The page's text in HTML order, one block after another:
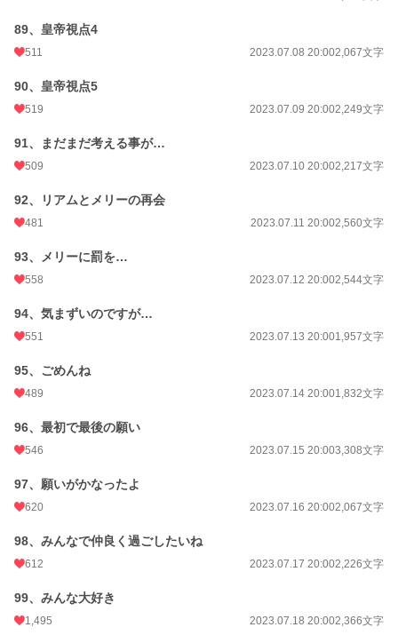
89、皇帝視点4
511 2023.07.08 20:002,067文字
90、皇帝視点5
519 2023.07.09 20:002,249文字
91、まだまだ考える事が…
509 2023.07.10 20:002,217文字
92、リアムとメリーの再会
481 2023.07.11 20:002,560文字
93、メリーに罰を…
558 2023.07.12 20:002,544文字
94、気まずいのですが…
551 2023.07.13 20:001,957文字
95、ごめんね
489 2023.07.14 20:001,832文字
96、最初で最後の願い
546 2023.07.15 20:003,308文字
97、願いがかなったよ
620 2023.07.16 20:002,067文字
98、みんなで仲良く過ごしたいね
612 2023.07.17 20:002,226文字
99、みんな大好き
1,495 2023.07.18 20:002,366文字